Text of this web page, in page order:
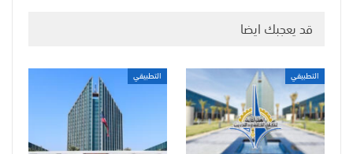
قد يعجبك ايضا
التطبيقي التطبيقي